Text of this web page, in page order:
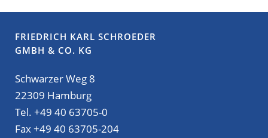
FRIEDRICH KARL SCHROEDER
GMBH & CO. KG
Schwarzer Weg 8
22309 Hamburg
Tel. +49 40 63705-0
Fax +49 40 63705-204